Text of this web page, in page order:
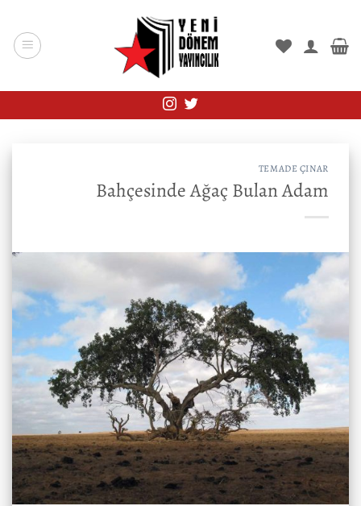
atla
TEMADE ÇINAR
Bahçesinde Ağaç Bulan Adam